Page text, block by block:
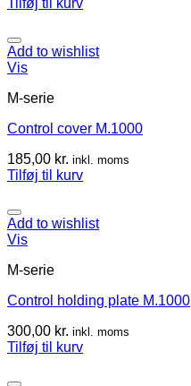
Tilføj til kurv
Add to wishlist
Vis
M-serie
Control cover M.1000
185,00 kr. inkl. moms
Tilføj til kurv
Add to wishlist
Vis
M-serie
Control holding plate M.1000
300,00 kr. inkl. moms
Tilføj til kurv